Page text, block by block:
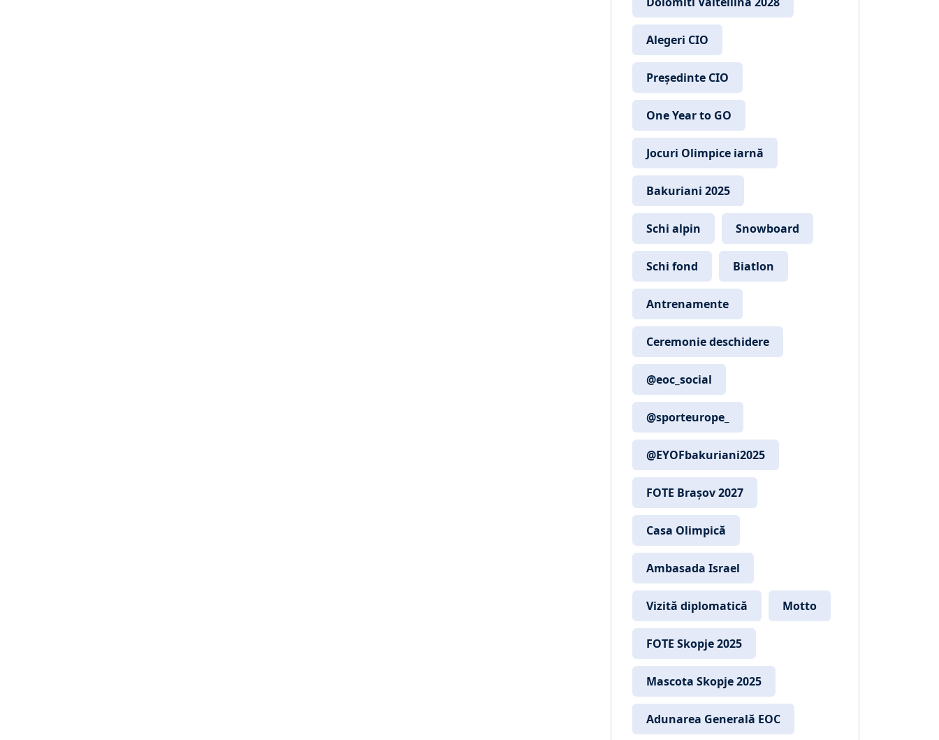
Alegeri CIO
Președinte CIO
One Year to GO
Jocuri Olimpice iarnă
Bakuriani 2025
Schi alpin Snowboard
Schi fond Biatlon
Antrenamente
Ceremonie deschidere
@eoc_social
@sporteurope_
@EYOFbakuriani2025
FOTE Brașov 2027
Casa Olimpică
Ambasada Israel
Vizită diplomatică Motto
FOTE Skopje 2025
Mascota Skopje 2025
Adunarea Generală EOC